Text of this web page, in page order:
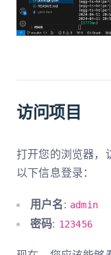
访问项目
打开您的浏览器，
以下信息登录：
用户名: admin
密码: 123456